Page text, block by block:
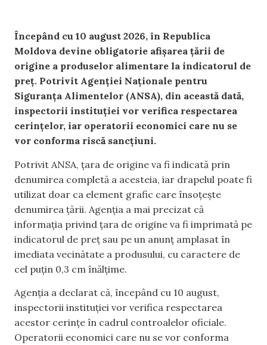
Începând cu 10 august 2026, în Republica
Moldova devine obligatorie afișarea țării de
origine a produselor alimentare la indicatorul de
preț. Potrivit Agenției Naționale pentru
Siguranța Alimentelor (ANSA), din această dată,
inspectorii instituției vor verifica respectarea
cerințelor, iar operatorii economici care nu se
vor conforma riscă sancțiuni.
Potrivit ANSA, țara de origine va fi indicată prin
denumirea completă a acesteia, iar drapelul poate fi
utilizat doar ca element grafic care însoțește
denumirea țării. Agenția a mai precizat că
informația privind țara de origine va fi imprimată pe
indicatorul de preț sau pe un anunț amplasat în
imediata vecinătate a produsului, cu caractere de
cel puțin 0,3 cm înălțime.
Agenția a declarat că, începând cu 10 august,
inspectorii instituției vor verifica respectarea
acestor cerințe în cadrul controalelor oficiale.
Operatorii economici care nu se vor conforma